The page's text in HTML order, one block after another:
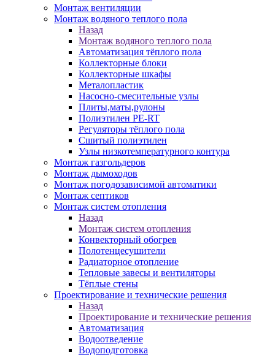
Монтаж вентиляции
Монтаж водяного теплого пола
Назад
Монтаж водяного теплого пола
Автоматизация тёплого пола
Коллекторные блоки
Коллекторные шкафы
Металопластик
Насосно-смесительные узлы
Плиты,маты,рулоны
Полиэтилен PE-RT
Регуляторы тёплого пола
Сшитый полиэтилен
Узлы низкотемпературного контура
Монтаж газгольдеров
Монтаж дымоходов
Монтаж погодозависимой автоматики
Монтаж септиков
Монтаж систем отопления
Назад
Монтаж систем отопления
Конвекторный обогрев
Полотенцесушители
Радиаторное отопление
Тепловые завесы и вентиляторы
Тёплые стены
Проектирование и технические решения
Назад
Проектирование и технические решения
Автоматизация
Водоотведение
Водоподготовка